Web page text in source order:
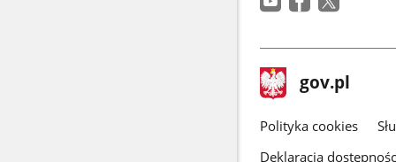
stopka
gov.pl Strona
gov.pl
gov.pl
Polityka cookies
Deklaracja